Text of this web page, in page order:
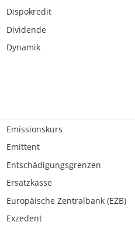
Dispokredit
Dividende
Dynamik
Emissionskurs
Emittent
Entschädigungsgrenzen
Ersatzkasse
Europäische Zentralbank (EZB)
Exzedent